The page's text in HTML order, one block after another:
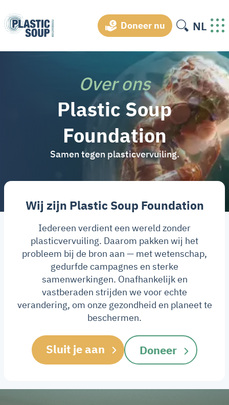
Doneer nu NL
Over ons
Plastic Soup
Foundation
Samen tegen plasticvervuiling.
Wij zijn Plastic Soup Foundation
Iedereen verdient een wereld zonder
plasticvervuiling. Daarom pakken wij het
probleem bij de bron aan — met wetenschap,
gedurfde campagnes en sterke
samenwerkingen. Onafhankelijk en
vastberaden strijden we voor echte
verandering, om onze gezondheid en planeet te
beschermen.
Sluit je aan Doneer